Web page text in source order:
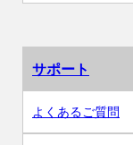
サポート
よくあるご質問